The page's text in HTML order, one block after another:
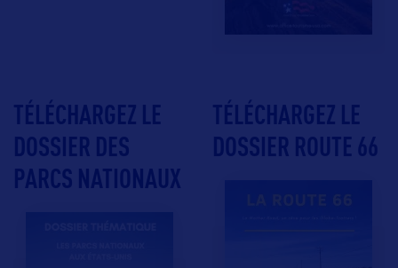
TÉLÉCHARGEZ LE
DOSSIER DES
PARCS NATIONAUX
TÉLÉCHARGEZ LE
DOSSIER ROUTE 66